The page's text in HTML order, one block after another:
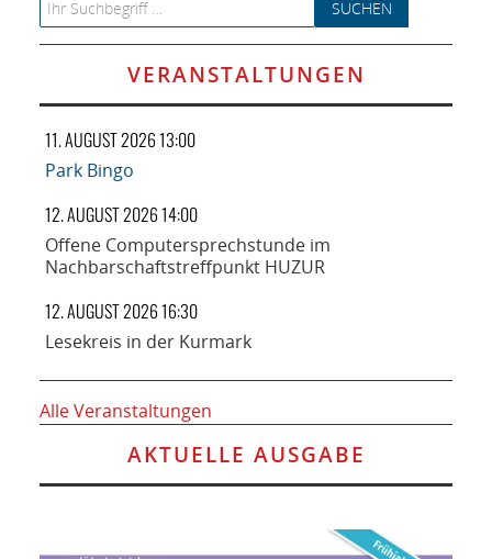
VERANSTALTUNGEN
11. AUGUST 2026 13:00
Park Bingo
12. AUGUST 2026 14:00
Offene Computersprechstunde im
Nachbarschaftstreffpunkt HUZUR
12. AUGUST 2026 16:30
Lesekreis in der Kurmark
Alle Veranstaltungen
AKTUELLE AUSGABE